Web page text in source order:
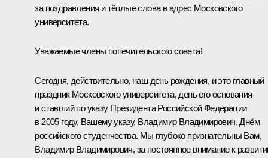
за поздравления и тёплые слова в адрес Московского
университета.
Уважаемые члены попечительского совета!
Сегодня, действительно, наш день рождения, и это главный
праздник Московского университета, день его основания
и ставший по указу Президента Российской Федерации
в 2005 году, Вашему указу, Владимир Владимирович, Днём
российского студенчества. Мы глубоко признательны Вам,
Владимир Владимирович, за постоянное внимание к